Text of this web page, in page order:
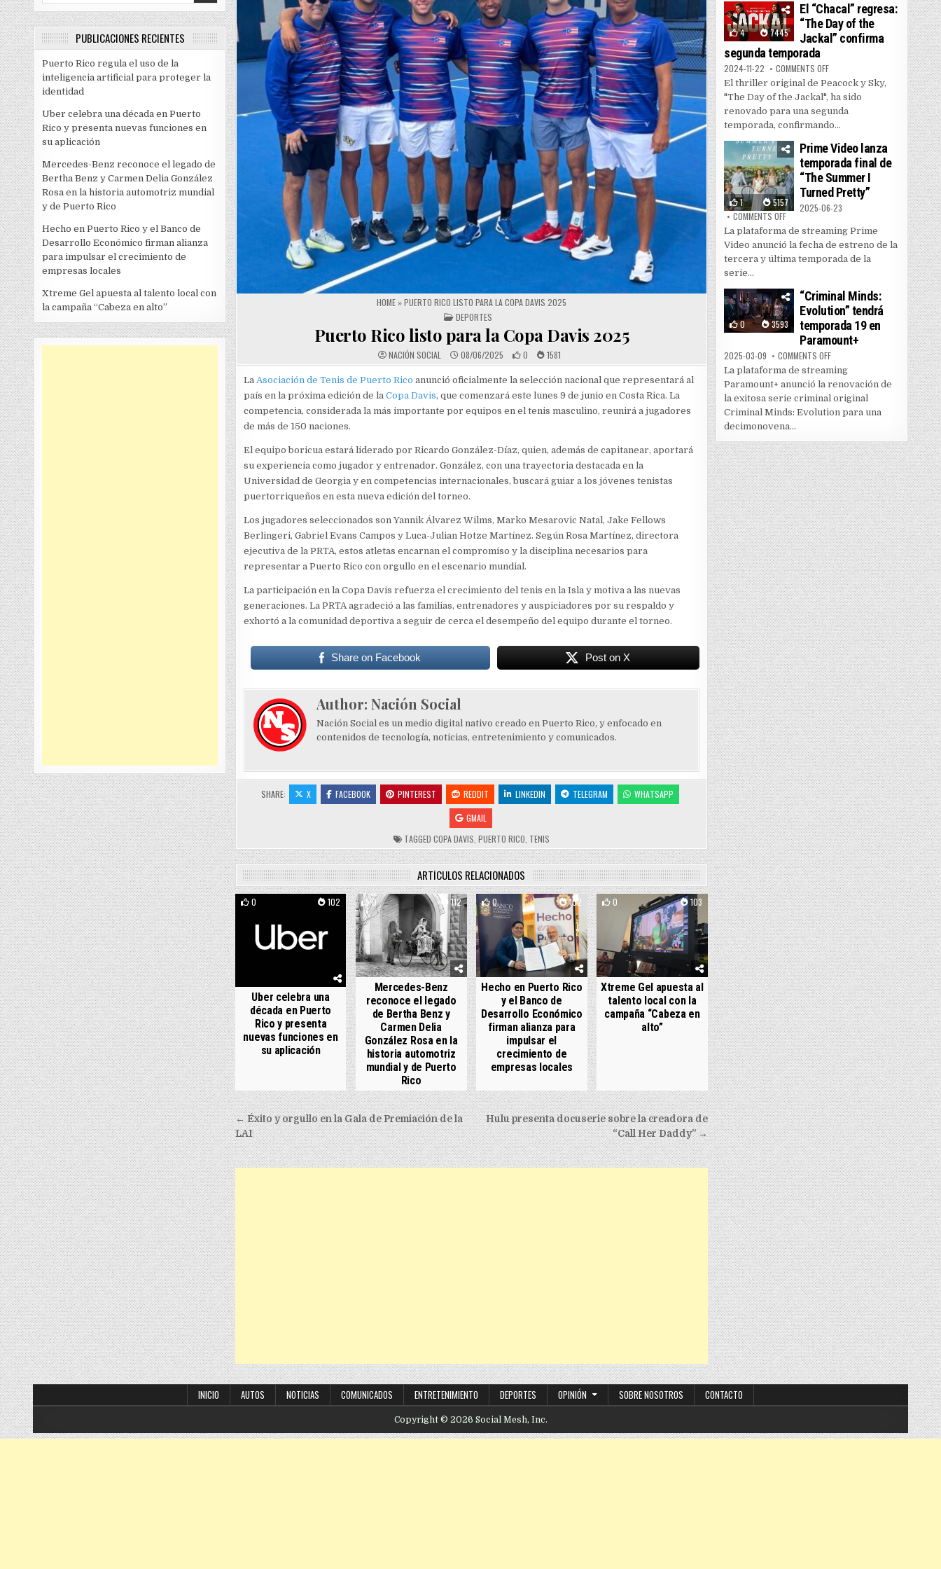
HOME»PUERTO RICO LISTO PARA LA COPA DAVIS 2025
POSTED IN
DEPORTES
Puerto Rico listo para la Copa Davis 2025
NACIÓN SOCIAL 08/06/2025 0 1581
La Asociación de Tenis de Puerto Rico anunció oficialmente la selección nacional que representará al
país en la próxima edición de la Copa Davis, que comenzará este lunes 9 de junio en Costa Rica. La
competencia, considerada la más importante por equipos en el tenis masculino, reunirá a jugadores
de más de 150 naciones.
El equipo boricua estará liderado por Ricardo González-Díaz, quien, además de capitanear, aportará
su experiencia como jugador y entrenador. González, con una trayectoria destacada en la
Universidad de Georgia y en competencias internacionales, buscará guiar a los jóvenes tenistas
puertorriqueños en esta nueva edición del torneo.
Los jugadores seleccionados son Yannik Álvarez Wilms, Marko Mesarovic Natal, Jake Fellows
Berlingeri, Gabriel Evans Campos y Luca-Julian Hotze Martínez. Según Rosa Martínez, directora
ejecutiva de la PRTA, estos atletas encarnan el compromiso y la disciplina necesarios para
representar a Puerto Rico con orgullo en el escenario mundial.
La participación en la Copa Davis refuerza el crecimiento del tenis en la Isla y motiva a las nuevas
generaciones. La PRTA agradeció a las familias, entrenadores y auspiciadores por su respaldo y
exhortó a la comunidad deportiva a seguir de cerca el desempeño del equipo durante el torneo.
Share on Facebook Post on X
Author: Nación Social
Nación Social es un medio digital nativo creado en Puerto Rico, y enfocado en
contenidos de tecnología, noticias, entretenimiento y comunicados.
SHARE: X FACEBOOK PINTEREST REDDIT LINKEDIN TELEGRAM
WHATSAPP
GMAIL
TAGGED COPA DAVIS PUERTO RICO TENIS
ARTÍCULOS RELACIONADOS
0 102
Uber celebra una
década en Puerto
Rico y presenta
nuevas funciones en
su aplicación
0 112
Mercedes-Benz
reconoce el legado
de Bertha Benz y
Carmen Delia
González Rosa en la
historia automotriz
mundial y de Puerto
Rico
0 102
Hecho en Puerto Rico
y el Banco de
Desarrollo Económico
firman alianza para
impulsar el
crecimiento de
empresas locales
0 103
Xtreme Gel apuesta al
talento local con la
campaña “Cabeza en
alto”
Post navigation
Hulu presenta docuserie sobre la creadora de
“Call Her Daddy” →
← Éxito y orgullo en la Gala de Premiación de la
LAI
PUBLICACIONES RECIENTES
Puerto Rico regula el uso de la
inteligencia artificial para proteger la
identidad
Uber celebra una década en Puerto
Rico y presenta nuevas funciones en
su aplicación
Mercedes-Benz reconoce el legado de
Bertha Benz y Carmen Delia González
Rosa en la historia automotriz mundial
y de Puerto Rico
Hecho en Puerto Rico y el Banco de
Desarrollo Económico firman alianza
para impulsar el crecimiento de
empresas locales
Xtreme Gel apuesta al talento local con
la campaña “Cabeza en alto”
4 7445
El “Chacal” regresa:
“The Day of the
Jackal” confirma
segunda temporada
2024-11-22 COMMENTS OFFON EL “CHACAL” REGRESA:
El thriller original de Peacock y Sky,
"The Day of the Jackal", ha sido
renovado para una segunda
temporada, confirmando...
1 5157
Prime Video lanza
temporada final de
“The Summer I
Turned Pretty”
2025-06-23
COMMENTS OFFON PRIME VIDEO LANZA TEMPORADA FINAL
La plataforma de streaming Prime
Video anunció la fecha de estreno de la
tercera y última temporada de la
serie...
0 3593
“Criminal Minds:
Evolution” tendrá
temporada 19 en
Paramount+
2025-03-09 COMMENTS OFFON “CRIMINAL MINDS:
La plataforma de streaming
Paramount+ anunció la renovación de
la exitosa serie criminal original
Criminal Minds: Evolution para una
decimonovena...
INICIO AUTOS NOTICIAS COMUNICADOS ENTRETENIMIENTO DEPORTES OPINIÓN SOBRE NOSOTROS CONTACTO
Copyright © 2026 Social Mesh, Inc.